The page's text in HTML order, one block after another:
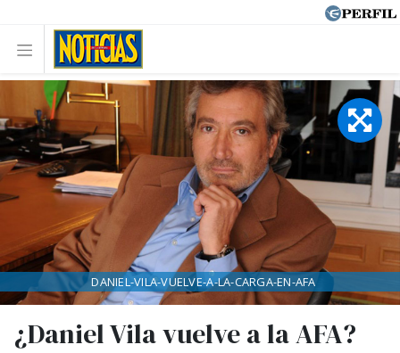
¿Daniel Vila vuelve a la AFA?
DANIEL-VILA-VUELVE-A-LA-CARGA-EN-AFA